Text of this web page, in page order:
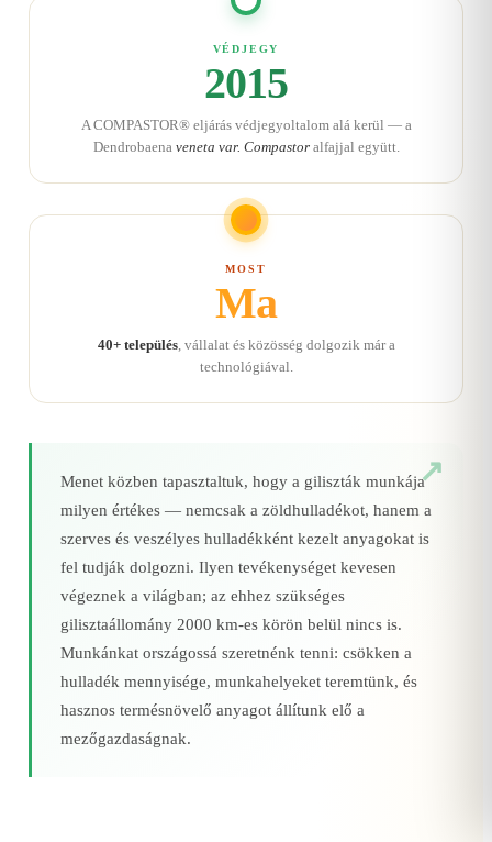
VÉDJEGY
2015
A COMPASTOR® eljárás védjegyoltalom alá kerül — a
Dendrobaena veneta var. Compastoralfajjal együtt.
MOST
Ma
40+ település, vállalat és közösség dolgozik már a
technológiával.
Menet közben tapasztaltuk, hogy a giliszták munkája
milyen értékes — nemcsak a zöldhulladékot, hanem a
szerves és veszélyes hulladékként kezelt anyagokat is
fel tudják dolgozni. Ilyen tevékenységet kevesen
végeznek a világban; az ehhez szükséges
gilisztaállomány 2000 km‑es körön belül nincs is.
Munkánkat országossá szeretnénk tenni: csökken a
hulladék mennyisége, munkahelyeket teremtünk, és
hasznos termésnövelő anyagot állítunk elő a
mezőgazdaságnak.